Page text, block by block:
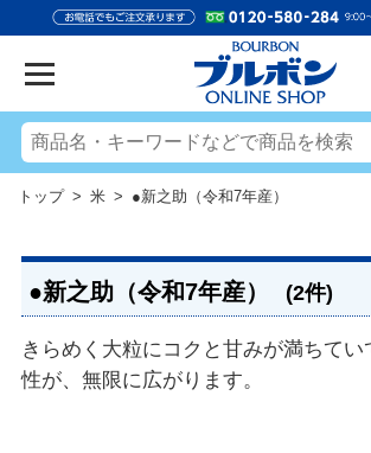
トップ> 米 > ●新之助（令和7年産）
●新之助（令和7年産） (2件)
きらめく大粒にコクと甘みが満ちて
性が、無限に広がります。